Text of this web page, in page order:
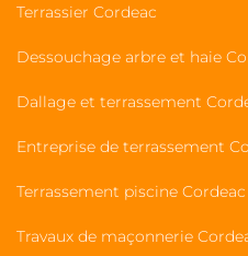
Terrassier Cordeac
Dessouchage arbre et haie
Dallage et terrassement
Entreprise de terrassement
Terrassement piscine Cordeac
Travaux de maçonnerie